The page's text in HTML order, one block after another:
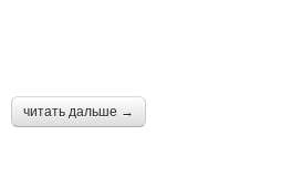
читать дальше →